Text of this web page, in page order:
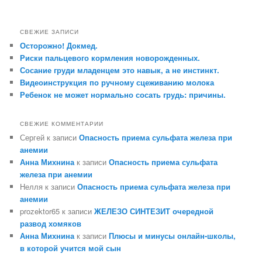
СВЕЖИЕ ЗАПИСИ
Осторожно! Докмед.
Риски пальцевого кормления новорожденных.
Сосание груди младенцем это навык, а не инстинкт.
Видеоинструкция по ручному сцеживанию молока
Ребенок не может нормально сосать грудь: причины.
СВЕЖИЕ КОММЕНТАРИИ
Сергей к записиОпасность приема сульфата железа при
анемии
Анна Михнинак записиОпасность приема сульфата
железа при анемии
Нелля к записиОпасность приема сульфата железа при
анемии
prozektor65 к записиЖЕЛЕЗО СИНТЕЗИТ очередной
развод хомяков
Анна Михнинак записиПлюсы и минусы онлайн-школы,
в которой учится мой сын